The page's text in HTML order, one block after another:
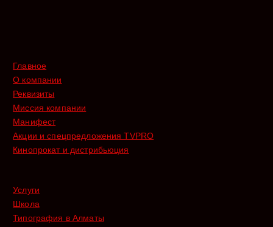
Главное
О компании
Реквизиты
Миссия компании
Манифест
Акции и спецпредложения TVPRO
Кинопрокат и дистрибьюция
Услуги
Школа
Типография в Алматы